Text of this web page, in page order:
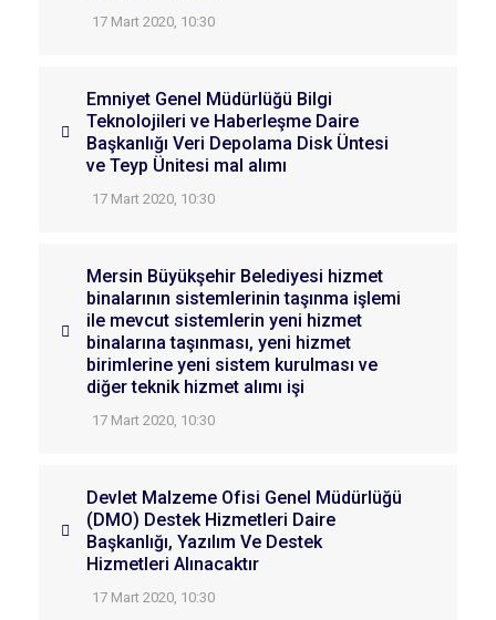
17 Mart 2020, 10:30
Emniyet Genel Müdürlüğü Bilgi
Teknolojileri ve Haberleşme Daire
Başkanlığı Veri Depolama Disk Üntesi
ve Teyp Ünitesi mal alımı
17 Mart 2020, 10:30
Mersin Büyükşehir Belediyesi hizmet
binalarının sistemlerinin taşınma işlemi
ile mevcut sistemlerin yeni hizmet
binalarına taşınması, yeni hizmet
birimlerine yeni sistem kurulması ve
diğer teknik hizmet alımı işi
17 Mart 2020, 10:30
Devlet Malzeme Ofisi Genel Müdürlüğü
(DMO) Destek Hizmetleri Daire
Başkanlığı, Yazılım Ve Destek
Hizmetleri Alınacaktır
17 Mart 2020, 10:30